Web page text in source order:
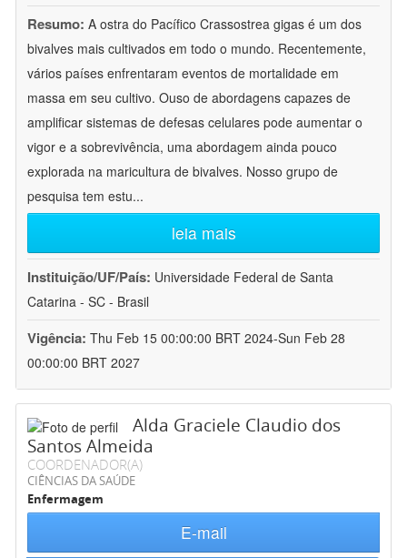
Resumo: A ostra do Pacífico Crassostrea gigas é um dos
bivalves mais cultivados em todo o mundo. Recentemente,
vários países enfrentaram eventos de mortalidade em
massa em seu cultivo. Ouso de abordagens capazes de
amplificar sistemas de defesas celulares pode aumentar o
vigor e a sobrevivência, uma abordagem ainda pouco
explorada na maricultura de bivalves. Nosso grupo de
pesquisa tem estu...
leia mais
Instituição/UF/País: Universidade Federal de Santa
Catarina - SC - Brasil
Vigência: Thu Feb 15 00:00:00 BRT 2024-Sun Feb 28
00:00:00 BRT 2027
Alda Graciele Claudio dos
Santos Almeida
COORDENADOR(A)
CIÊNCIAS DA SAÚDE
Enfermagem
E-mail